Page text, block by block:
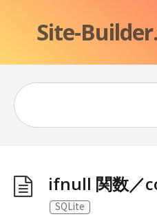
Site-
ifnull 関数／
SQLite